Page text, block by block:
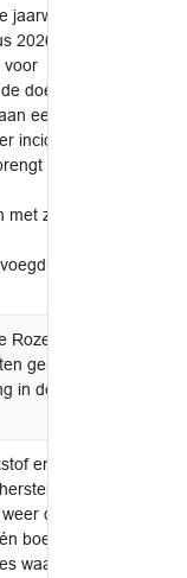
jaarwisseling
2026 in
voor
doelstelling
een
incidenten,
de
zich
gemeld bij
in de
en
op gang
boeren.
waar te